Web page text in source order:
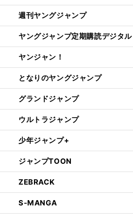
週刊ヤングジャンプ
ヤングジャンプ定期購読デジタル
ヤンジャン！
となりのヤングジャンプ
グランドジャンプ
ウルトラジャンプ
少年ジャンプ+
ジャンプTOON
ZEBRACK
S-MANGA